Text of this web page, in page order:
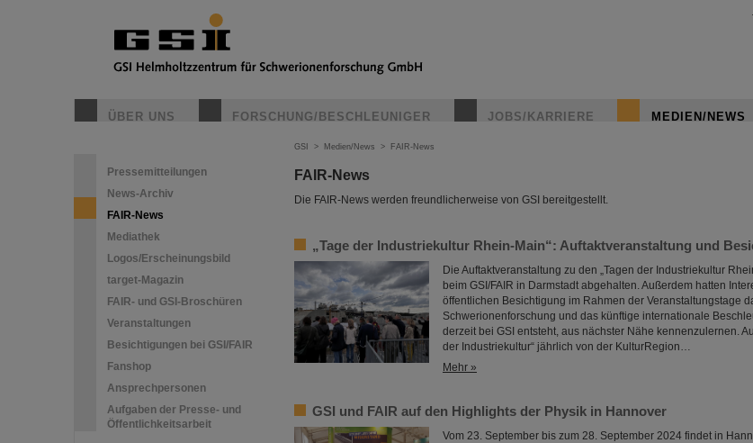
ÜBER UNS FORSCHUNG/BESCHLEUNIGER JOBS/KARRIERE MEDIEN/NEWS
Pressemitteilungen
News-Archiv
FAIR-News
Mediathek
Logos/Erscheinungsbild
target-Magazin
FAIR- und GSI-Broschüren
Veranstaltungen
Besichtigungen bei GSI/FAIR
Fanshop
Ansprechpersonen
Aufgaben der Presse- und
Öffentlichkeitsarbeit
GSI > Medien/News > FAIR-News
FAIR-News
Die FAIR-News werden freundlicherweise von GSI bereitgestellt.
„Tage der Industriekultur Rhein-Main“: Auftaktveranstaltung und
Die Auftaktveranstaltung zu den „Tagen der Industriekultur
beim GSI/FAIR in Darmstadt abgehalten. Außerdem hatten
öffentlichen Besichtigung im Rahmen der Veranstaltungstage
Schwerionenforschung und das künftige internationale
derzeit bei GSI entsteht, aus nächster Nähe kennenzulernen.
der Industriekultur“ jährlich von der KulturRegion…
Mehr »
GSI und FAIR auf den Highlights der Physik in Hannover
Vom 23. September bis zum 28. September 2024 findet in